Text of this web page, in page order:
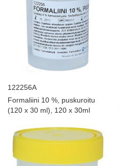
122256A
Formaliini 10 %, puskuroitu
(120 x 30 ml), 120 x 30ml